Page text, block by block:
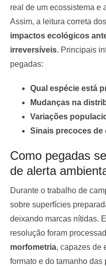
real de um ecossistema e
Assim, a leitura correta
impactos ecológicos
irreversíveis. Principais
pegadas:
Qual espécie está
Mudanças na
Variações
Sinais precoces de
Como pegadas
de alerta
Durante o trabalho de
sobre superfícies
deixando marcas nítidas.
resolução foram
morfometria, capazes de
formato e do tamanho das